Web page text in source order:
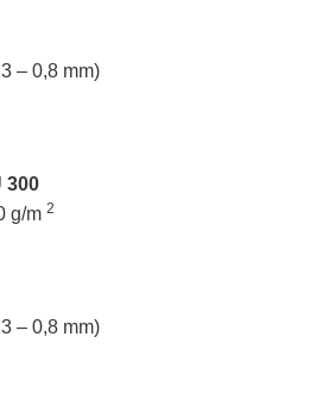
– 0,8 mm)
300
g/m 2
– 0,8 mm)